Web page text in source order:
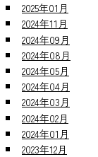
2025年01月
2024年11月
2024年09月
2024年08月
2024年05月
2024年04月
2024年03月
2024年02月
2024年01月
2023年12月